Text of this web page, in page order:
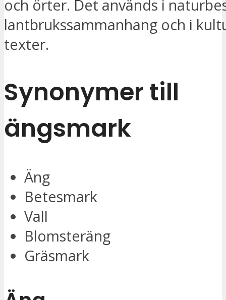
och örter. Det används i
lantbrukssammanhang och i
texter.
Synonymer till
ängsmark
Äng
Betesmark
Vall
Blomsteräng
Gräsmark